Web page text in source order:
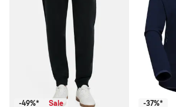
-49%* Sale -37%*